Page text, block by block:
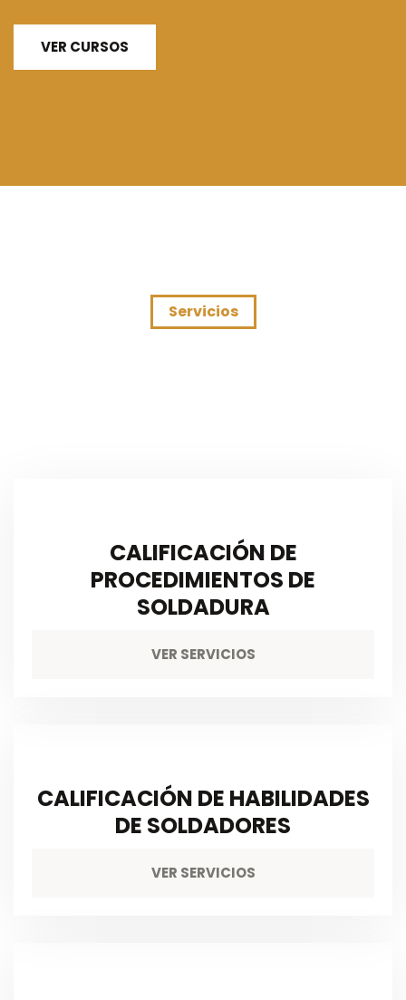
VER CURSOS
Servicios
CALIFICACIÓN DE
PROCEDIMIENTOS DE
SOLDADURA
VER SERVICIOS
CALIFICACIÓN DE HABILIDADES
DE SOLDADORES
VER SERVICIOS